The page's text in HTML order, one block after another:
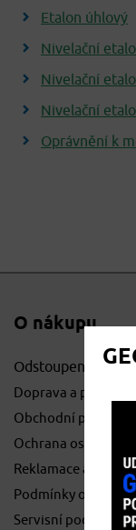
Etalon úhlový
Nivelační
Nivelační
Nivelační
Oprávnění k
O nákupu
Odstoupení od
Doprava a platby
Obchodní podmínky
Ochrana osobních
Reklamace a
Podmínky o
Servisní podmínky